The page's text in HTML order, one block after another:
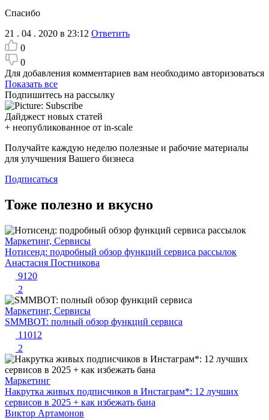
Спасибо
21 . 04 . 2020 в 23:12 Ответить
0
0
Для добавления комментариев вам необходимо авторизоваться
Показать все
Подпишитесь на рассылку
Дайджест новых статей
+ неопубликованное от in-scale
Получайте каждую неделю полезные и рабочие материалы
для улучшения Вашего бизнеса
Подписаться
Тоже полезно и вкусно
Маркетинг, Сервисы
Нотисенд: подробный обзор функций сервиса рассылок
Анастасия Постникова
9120
2
Маркетинг, Сервисы
SMMBOT: полный обзор функций сервиса
11012
2
Маркетинг
Накрутка живых подписчиков в Инстаграм*: 12 лучших
сервисов в 2025 + как избежать бана
Виктор Артамонов